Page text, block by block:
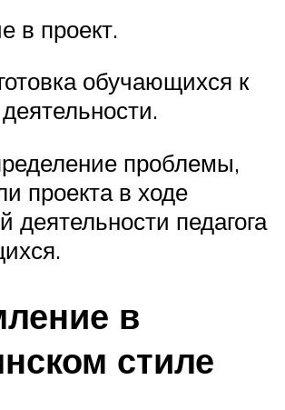
в проект.
обучающихся к
проблемы,
проекта в ходе
деятельности педагога
в
стиле